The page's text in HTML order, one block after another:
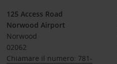
125 Access Road
Norwood Airport
Norwood
02062
Chiamare il numero: 781-